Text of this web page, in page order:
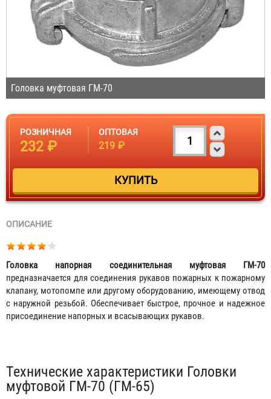
Головка муфтовая ГМ-70
РОЗНИЧНАЯ
232 ₽
ОПТОВАЯ
219 ₽
ОПИСАНИЕ
Головка напорная соединительная муфтовая ГМ-70
предназначается для соединения рукавов пожарных к пожарному
клапану, мотопомпе или другому оборудованию, имеющему отвод
с наружной резьбой. Обеспечивает быстрое, прочное и надежное
присоединение напорных и всасывающих рукавов.
Табы
Технические характеристики Головки
муфтовой ГМ-70 (ГМ-65)